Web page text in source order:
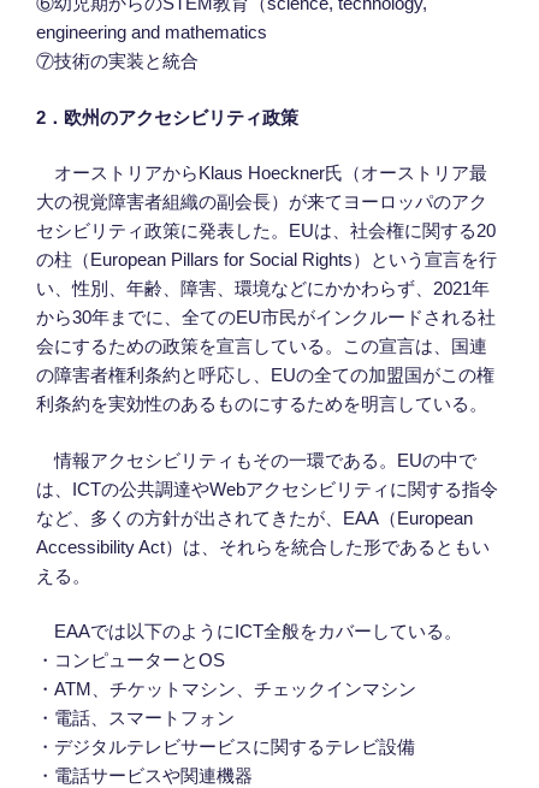
engineering and mathematics
⑦技術の実装と統合
2 ． 欧州のアクセシビリティ政策
オーストリアからKlaus Hoeckner氏（オーストリア最
大の視覚障害者組織の副会長）が来てヨーロッパのアク
セシビリティ政策に発表した。EUは、社会権に関する20
の柱（European Pillars for Social Rights）という宣言を行
い、性別、年齢、障害、環境などにかかわらず、2021年
から30年までに、全てのEU市民がインクルードされる社
会にするための政策を宣言している。この宣言は、国連
の障害者権利条約と呼応し、EUの全ての加盟国がこの権
利条約を実効性のあるものにするためを明言している。
情報アクセシビリティもその一環である。EUの中で
は、ICTの公共調達やWebアクセシビリティに関する指令
など、多くの方針が出されてきたが、EAA（European
Accessibility Act）は、それらを統合した形であるともい
える。
EAAでは以下のようにICT全般をカバーしている。
・コンピューターとOS
・ATM、チケットマシン、チェックインマシン
・電話、スマートフォン
・デジタルテレビサービスに関するテレビ設備
・電話サービスや関連機器